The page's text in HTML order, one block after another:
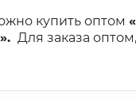
купить оптом
Для заказа